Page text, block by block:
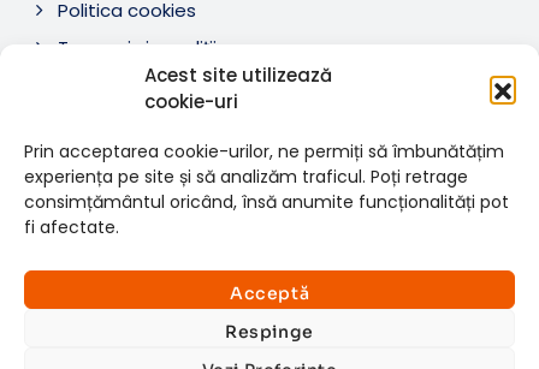
Acest site utilizează
cookie-uri
Prin acceptarea cookie-urilor, ne permiți să îmbunătățim
experiența pe site și să analizăm traficul. Poți retrage
consimțământul oricând, însă anumite funcționalități pot
fi afectate.
Acceptă
Respinge
Politica cookies
Termeni si condiții
Soluționare litigii
rezervate.
Website dezvoltat de:www.t-web.ro
×
Consultații si investigații